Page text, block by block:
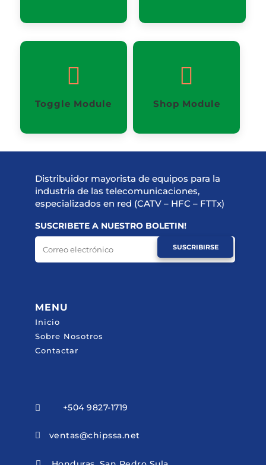

Toggle Module

Shop Module
Distribuidor mayorista de equipos para la
industria de las telecomunicaciones,
especializados en red (CATV – HFC – FTTx)
SUSCRIBETE A NUESTRO BOLETIN!
SUSCRIBIRSE
MENU
Inicio
Sobre Nosotros
Contactar
 +504 9827-1719
 ventas@chipssa.net